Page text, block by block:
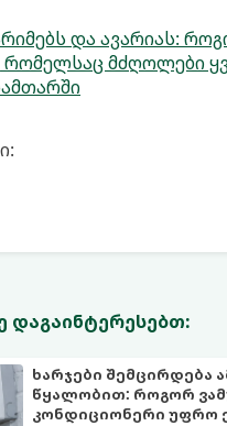
და ავარიას:
რომელსაც მძღოლები
დაგაინტერესებთ:
ხარჯები შემცირდება
წყალობით: როგორ
კონდიციონერი უფრო